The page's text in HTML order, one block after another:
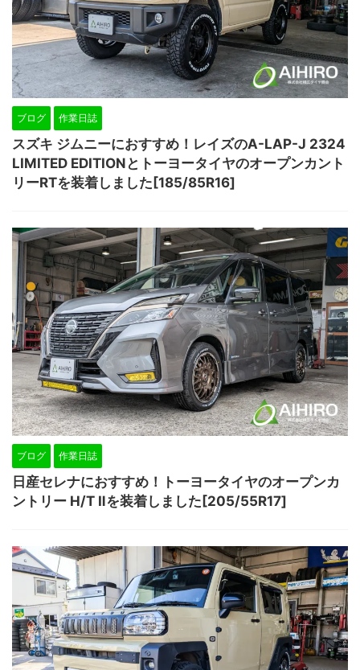
ブログ 作業日誌
スズキ ジムニーにおすすめ！レイズのA-LAP-J 2324
LIMITED EDITIONとトーヨータイヤのオープンカント
リーRTを装着しました[185/85R16]
ブログ 作業日誌
日産セレナにおすすめ！トーヨータイヤのオープンカ
ントリー H/T Ⅱを装着しました[205/55R17]